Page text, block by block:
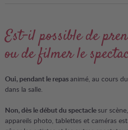
Est-il possible de
ou de filmer le
Oui, pendant le repasanimé, au cours
dans la salle.
Non, dès le début du spectacle sur
appareils photo, tablettes et caméras